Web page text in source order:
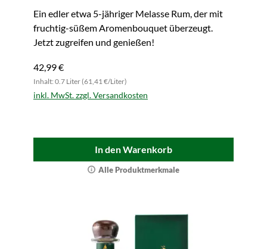
Ein edler etwa 5-jähriger Melasse Rum, der mit
fruchtig-süßem Aromenbouquet überzeugt.
Jetzt zugreifen und genießen!
42,99 €
Inhalt: 0.7 Liter (61,41 €/Liter)
inkl. MwSt. zzgl. Versandkosten
In den Warenkorb
Alle Produktmerkmale